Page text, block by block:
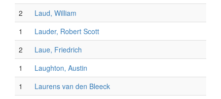
2
Laud, William
1
Lauder, Robert Scott
2
Laue, Friedrich
1
Laughton, Austin
1
Laurens van den Bleeck